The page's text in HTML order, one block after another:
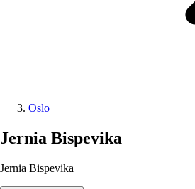
Oslo
Jernia Bispevika
Jernia Bispevika